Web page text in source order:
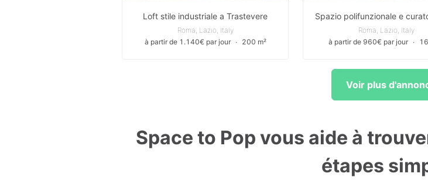
Loft stile industriale a Trastevere
Roma, Lazio, Italy
à partir de 1.140€ par jour
∙ 200 m²
Roma, Lazio, Italy
à partir de 960€ par jour ∙
Voir plus
Space to Pop vous aide à
étapes